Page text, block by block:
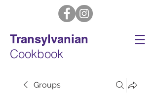
Transylvanian
Cookbook
Groups